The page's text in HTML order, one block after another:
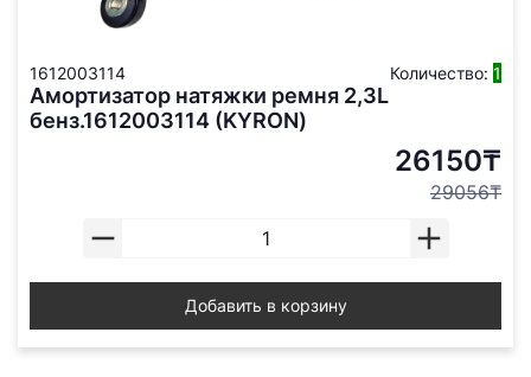
1612003114 Количество: 1
Амортизатор натяжки ремня 2,3L
бенз.1612003114 (KYRON)
26150₸
29056₸
Добавить в корзину